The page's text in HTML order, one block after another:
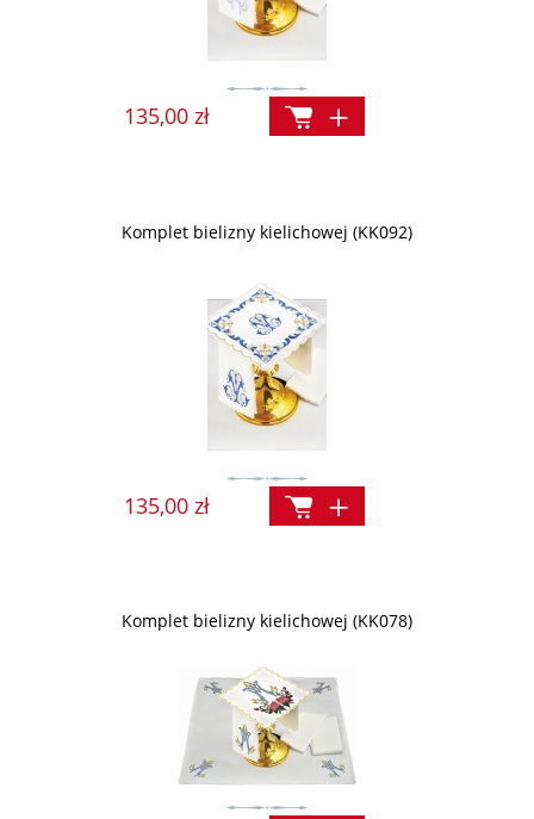
135,00 zł
Komplet bielizny kielichowej (KK092)
135,00 zł
Komplet bielizny kielichowej (KK078)